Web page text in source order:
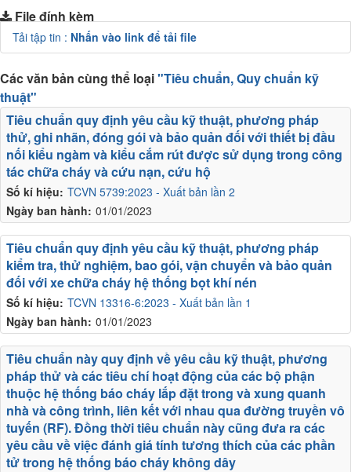
File đính kèm
Tải tập tin : Nhấn vào link để tải file
Các văn bản cùng thể loại"Tiêu chuẩn, Quy chuẩn kỹ
thuật"
Số kí hiệu: TCVN 5739:2023 - Xuất bản lần 2
Ngày ban hành: 01/01/2023
Tiêu chuẩn quy định yêu cầu kỹ thuật, phương pháp
thử, ghi nhãn, đóng gói và bảo quản đối với thiết bị đầu
nối kiểu ngàm và kiểu cắm rút được sử dụng trong công
tác chữa cháy và cứu nạn, cứu hộ
Số kí hiệu: TCVN 13316-6:2023 - Xuất bản lần 1
Ngày ban hành: 01/01/2023
Tiêu chuẩn quy định yêu cầu kỹ thuật, phương pháp
kiểm tra, thử nghiệm, bao gói, vận chuyển và bảo quản
đối với xe chữa cháy hệ thống bọt khí nén
Tiêu chuẩn này quy định về yêu cầu kỹ thuật, phương
pháp thử và các tiêu chí hoạt động của các bộ phận
thuộc hệ thống báo cháy lắp đặt trong và xung quanh
nhà và công trình, liên kết với nhau qua đường truyền vô
tuyến (RF). Đồng thời tiêu chuẩn này cũng đưa ra các
yêu cầu về việc đánh giá tính tương thích của các phần
tử trong hệ thống báo cháy không dây